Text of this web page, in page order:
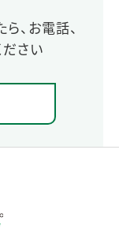
、お電話、
さい